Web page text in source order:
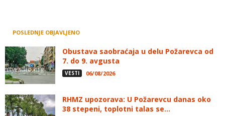
POSLEDNJE OBJAVLJENO
Obustava saobraćaja u delu Požarevca od
7. do 9. avgusta
VESTI 06/08/2026
RHMZ upozorava: U Požarevcu danas oko
38 stepeni, toplotni talas se...